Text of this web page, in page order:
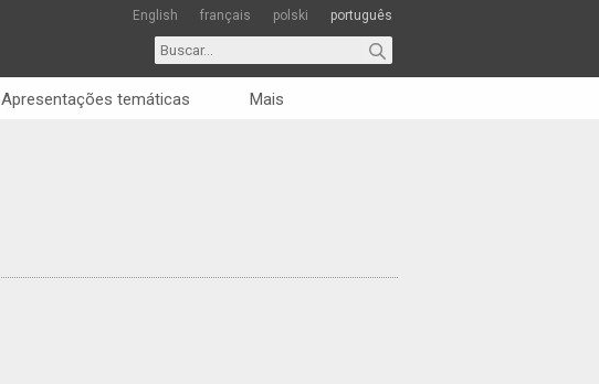
English français polski português
Apresentações temáticas Mais